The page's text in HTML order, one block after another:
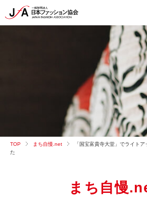
TOP まち自慢.net
「国宝富貴寺大堂」でライト
た
まち自慢